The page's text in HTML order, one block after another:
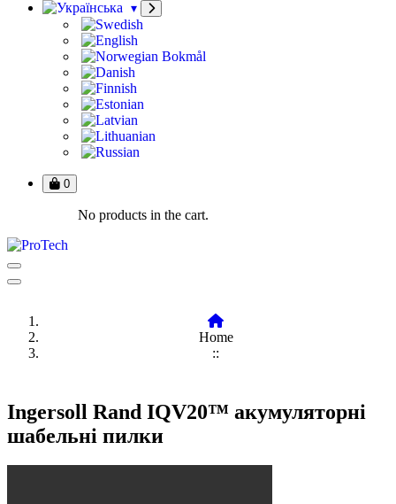
0
No products in the cart.
Home
::
Ingersoll Rand IQV20™ акумуляторні
шабельні пилки